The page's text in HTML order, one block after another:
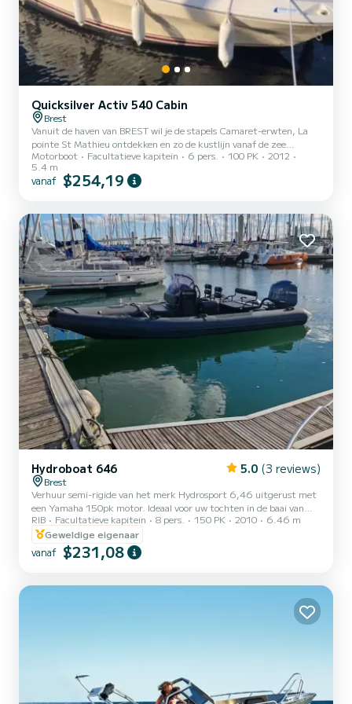
Quicksilver Activ 540 Cabin
Brest
Vanuit de haven van BREST wil je de stapels Camaret-erwten, La
pointe St Mathieu ontdekken en zo de kustlijn vanaf de zee
bewonderen. Organiseer een familie-uitje, ontdek uitgeruste
visplekken met vrienden of familie. Aangenaam en geruststellend,
deze QuickSilver 540-boot is uitgerust met een Mercury-motor
maximaal 6 personen aan boord
Motorboot Facultatieve kapitein 6 pers. 100 PK
2012
5.4 m
vanaf $254,19
Hydroboat 646 5.0 (3 reviews)
Brest
Verhuur semi-rigide van het merk Hydrosport 6,46 uitgerust met
een Yamaha 150pk motor. Ideaal voor uw tochten in de baai van
Brest en vissen. Garmin 12 inch dieptemeter. Vhf. Fusion
autoradio.
RIB Facultatieve kapitein 8 pers. 150 PK 2010
6.46 m
Geweldige eigenaar
vanaf $231,08